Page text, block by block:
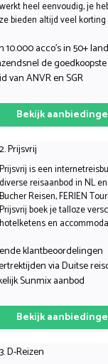
werkt heel eenvoudig, je
ze bieden altijd veel korting
10.000 acco’s in 50+
de
van ANVR en SGR
Bekijk
2. Prijsvrij
Prijsvrij is een
diverse reisaanbod in NL
Bucher Reisen, FERIEN
Prijsvrij boek je talloze
hotelketens en
klantbeoordelingen
via Duitse
Sunmix aanbod
Bekijk
3. D-Reizen